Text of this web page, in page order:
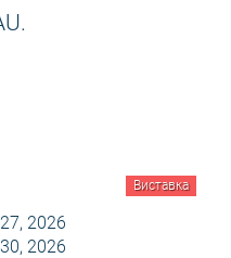
Виставка
2026
2026